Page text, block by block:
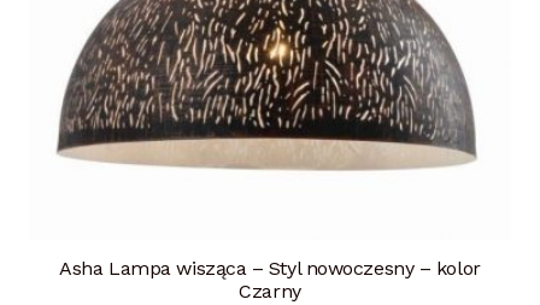
Asha Lampa wisząca – Styl nowoczesny – kolor
Czarny